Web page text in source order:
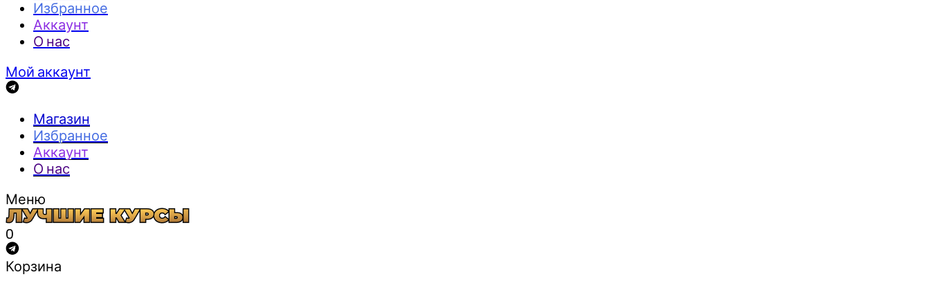
Избранное
Аккаунт
О нас
Мой аккаунт
Магазин
Избранное
Аккаунт
О нас
Меню
0
Корзина